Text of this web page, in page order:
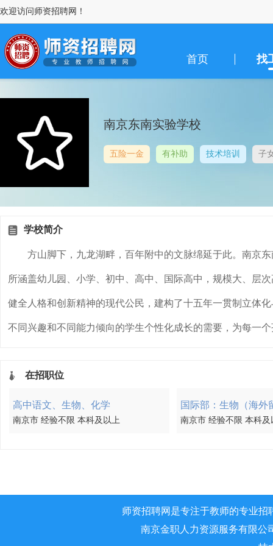
欢迎访问师资招聘网！
首页 找
南京东南实验学校
五险一金 有补助 技术培训 子
学校简介
方山脚下，九龙湖畔，百年附中的文脉绵延于此。南京
所涵盖幼儿园、小学、初中、高中、国际高中，规模大、层
健全人格和创新精神的现代公民，建构了十五年一贯制立体
不同兴趣和不同能力倾向的学生个性化成长的需要，为每一
在招职位
高中语文、生物、化学
南京市 经验不限 本科及以上
国际部：生物（海外
南京市 经验不限 本科及
师资招聘网是专注于教师的专业
南京金职人力资源服务有限公